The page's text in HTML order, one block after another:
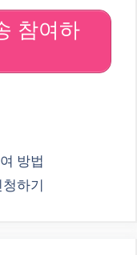
참여하
방법
하기